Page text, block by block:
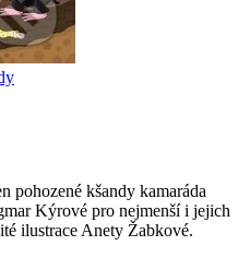
pohozené kšandy kamaráda
Kýrové pro nejmenší i jejich
ilustrace Anety Žabkové.